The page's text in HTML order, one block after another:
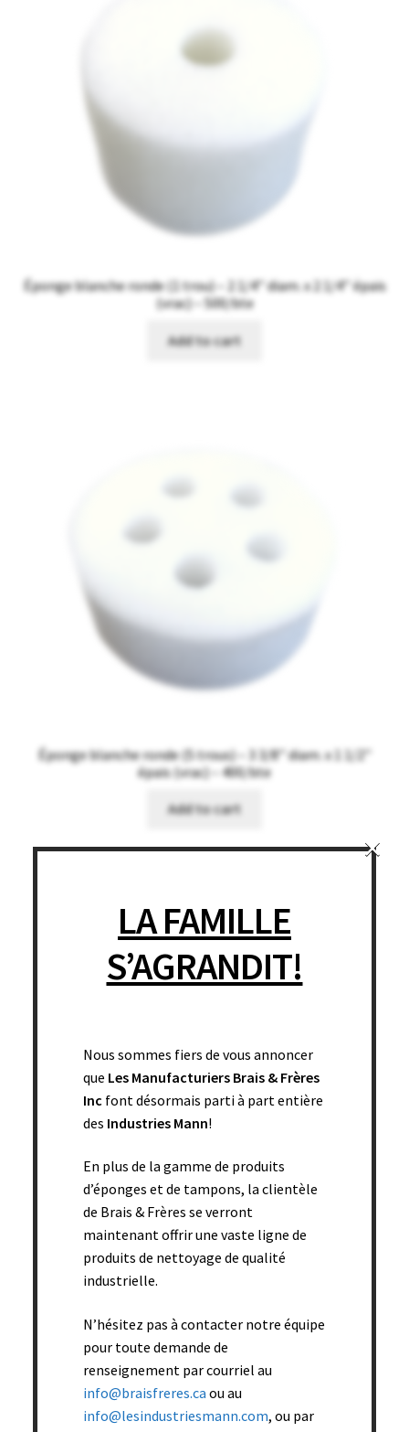
Éponge blanche ronde (1 trou) – 2 1/4’’ diam. x 2 1/4’’ épais
(vrac) – 500/bte
Add to cart
Éponge blanche ronde (5 trous) – 3 3/8’’ diam. x 1 1/2’’
épais (vrac) – 400/bte
Add to cart
Éponge blanche ronde (5 trous) – 3 3/8’’ diam. x 2 1/4’’
épais (vrac) – 275/bte
LA FAMILLE
S’AGRANDIT!
Nous sommes fiers de vous annoncer
que Les Manufacturiers Brais & Frères
Inc font désormais parti à part entière
des Industries Mann!
En plus de la gamme de produits
d’éponges et de tampons, la clientèle
de Brais & Frères se verront
maintenant offrir une vaste ligne de
produits de nettoyage de qualité
industrielle.
N’hésitez pas à contacter notre équipe
pour toute demande de
renseignement par courriel au
info@braisfreres.ca ou au
info@lesindustriesmann.com, ou par
×